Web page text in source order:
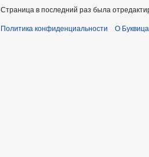
Страница в последний раз была
Политика конфиденциальности О Буквица